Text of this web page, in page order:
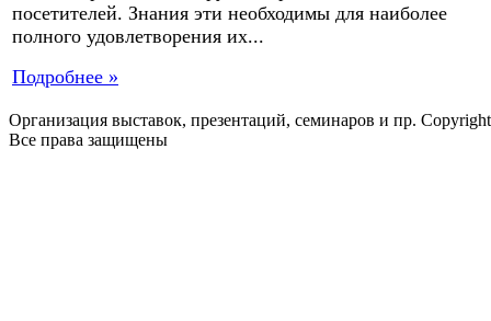
посетителей. Знания эти необходимы для наиболее
полного удовлетворения их...
Подробнее »
Организация выставок, презентаций, семинаров и пр.
Все права защищены